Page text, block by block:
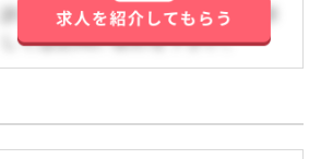
詳しくはお問い合わせ下さい。詳
しくはお問い合わせ下さい。